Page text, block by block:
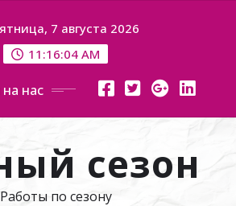
7 августа 2026
11:16:05 AM
нас
сезон
Работы по сезону